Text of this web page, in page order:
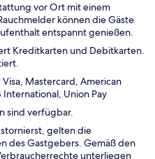
vor Ort mit einem
können die Gäste
entspannt genießen.
Kreditkarten und Debitkarten.
Mastercard, American
International, Union Pay
sind verfügbar.
gelten die
des Gastgebers. Gemäß den
unterliegen